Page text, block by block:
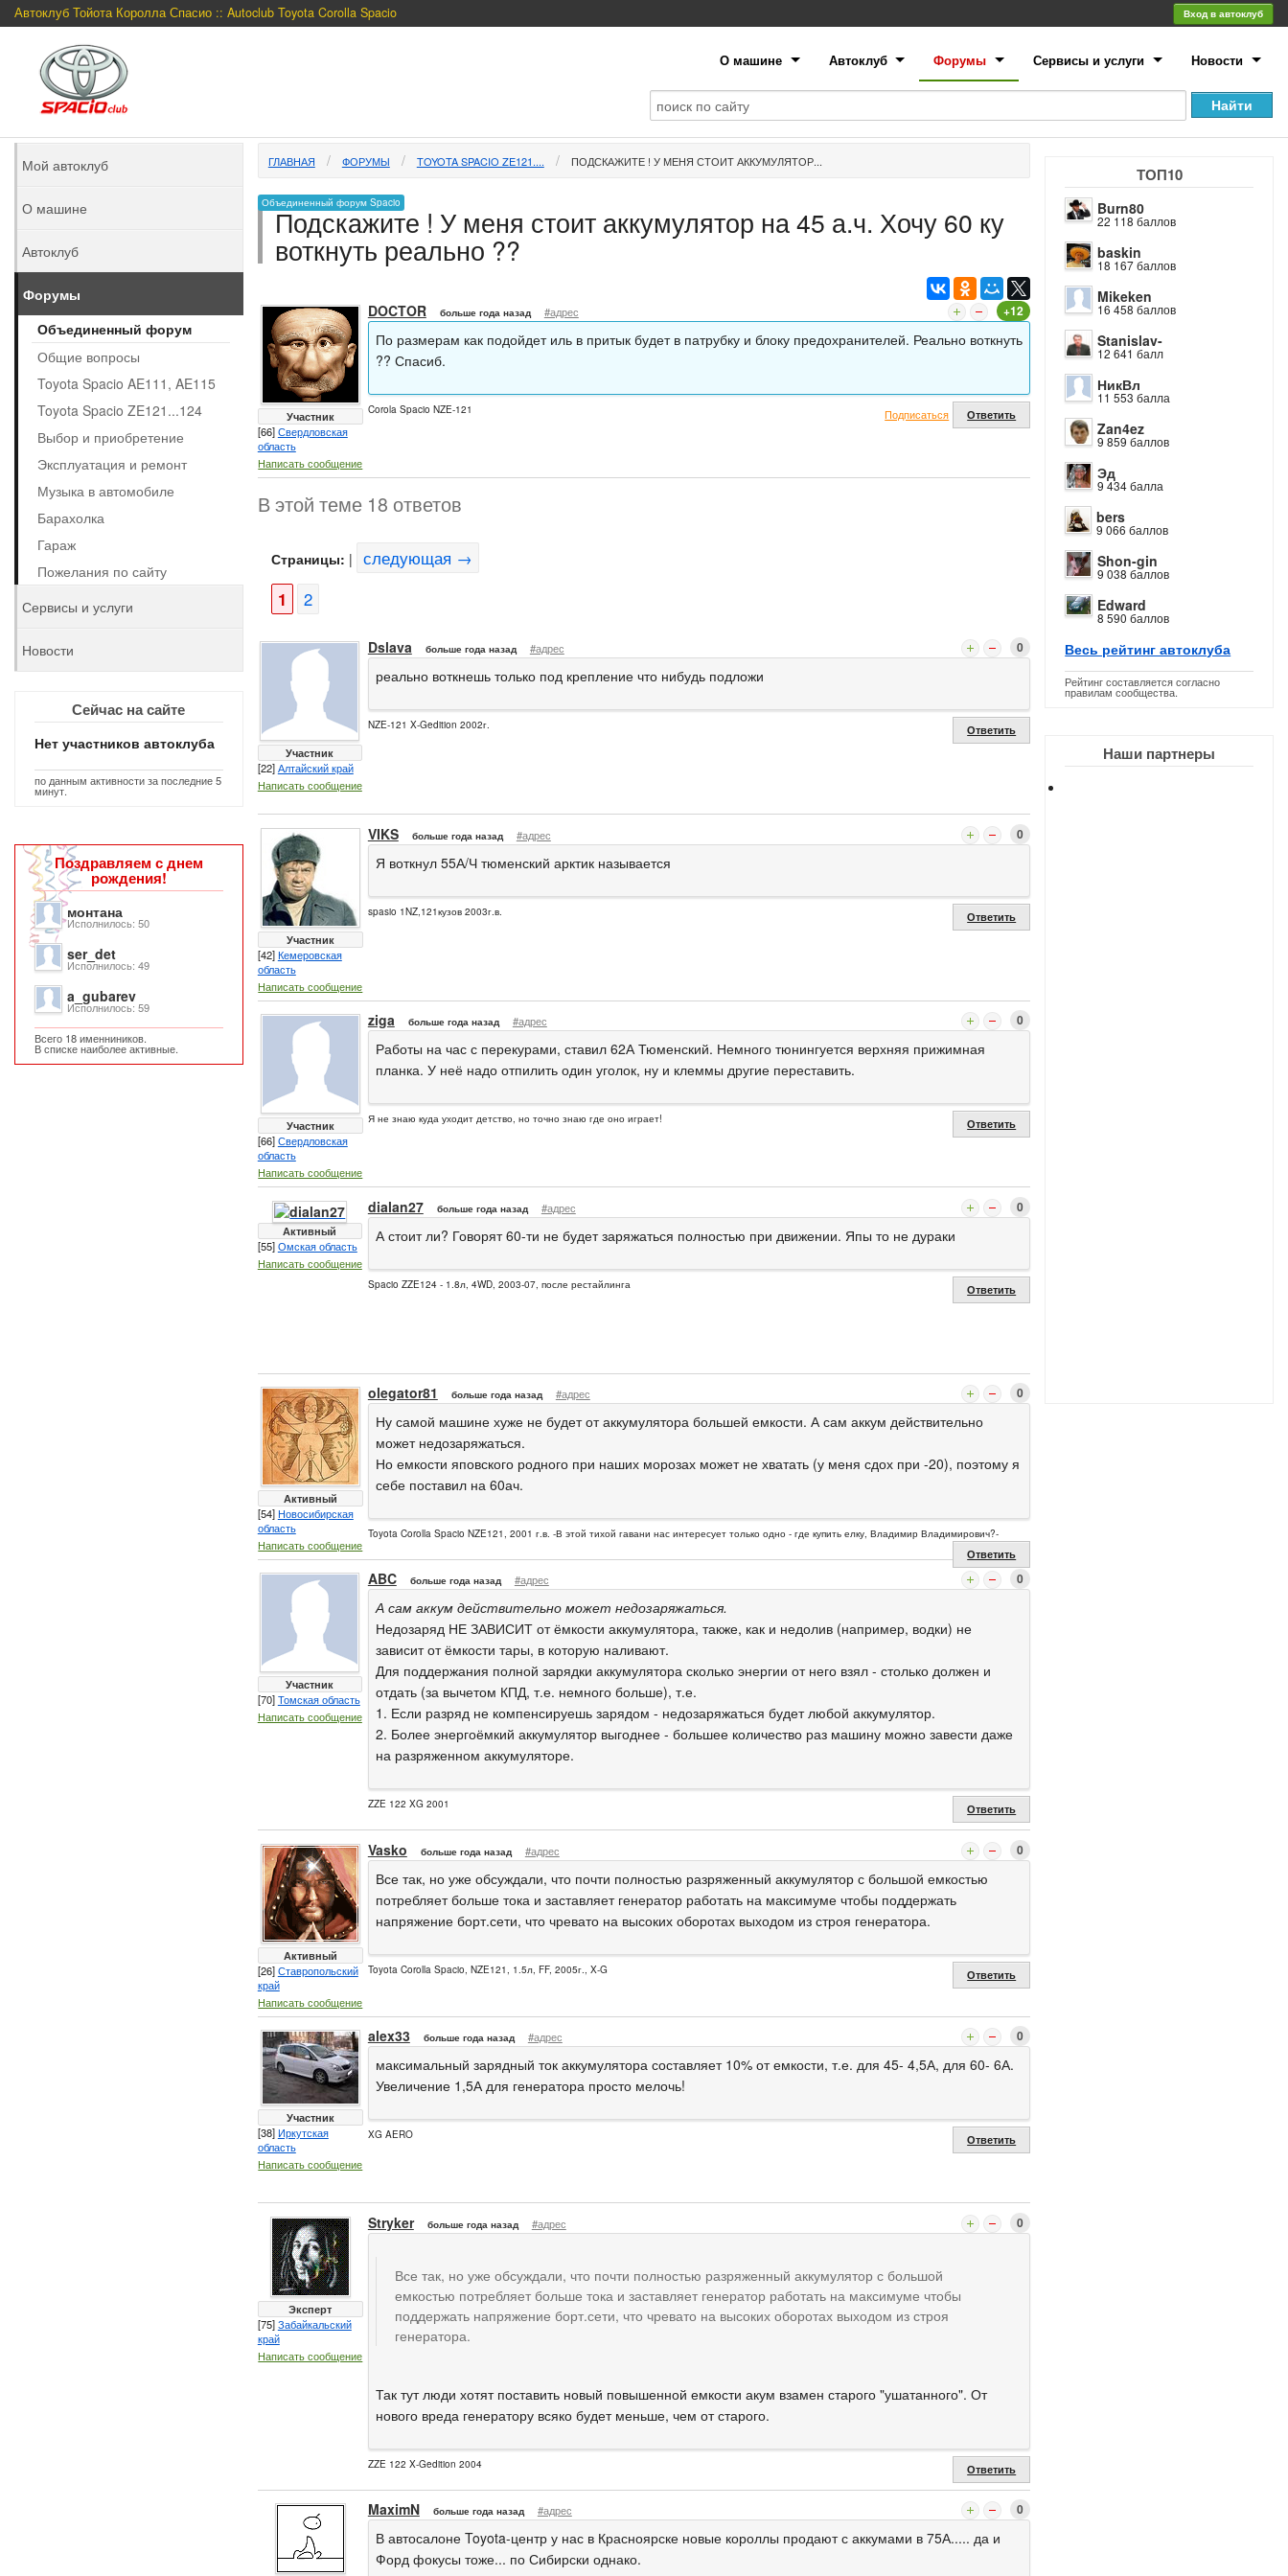
Автоклуб Тойота Королла Спасио :: Autoclub Toyota Corolla Spacio Вход в автоклуб
О машине Автоклуб Форумы Сервисы и услуги Новости
ТОП10
Burn80
22 118 баллов
baskin
18 167 баллов
Mikeken
16 458 баллов
Stanislav-
12 641 балл
НикВл
11 553 балла
Zan4ez
9 859 баллов
Эд
9 434 балла
bers
9 066 баллов
Shon-gin
9 038 баллов
Edward
8 590 баллов
Весь рейтинг автоклуба
Рейтинг составляется согласно
правилам сообщества.
Наши партнеры
ГЛАВНАЯ ФОРУМЫ TOYOTA SPACIO ZE121.... ПОДСКАЖИТЕ ! У МЕНЯ СТОИТ АККУМУЛЯТОР...
Объединенный форум Spacio
Подскажите ! У меня стоит аккумулятор на 45 а.ч. Хочу 60 ку
воткнуть реально ??
Участник
[66]Свердловская
область
Написать сообщение
DOCTOR больше года назад #адрес +12
По размерам как подойдет иль в притык будет в патрубку и блоку предохранителей. Реально воткнуть
?? Спасиб.
Corola Spacio NZE-121 Подписаться Ответить
В этой теме 18 ответов
Страницы: | следующая →
1
2
Участник
[22]Алтайский край
Написать сообщение
Dslava больше года назад #адрес 0
реально воткнешь только под крепление что нибудь подложи
NZE-121 X-Gedition 2002г. Ответить
Участник
[42]Кемеровская
область
Написать сообщение
VIKS больше года назад #адрес 0
Я воткнул 55А/Ч тюменский арктик называется
spasio 1NZ,121кузов 2003г.в. Ответить
Участник
[66]Свердловская
область
Написать сообщение
ziga больше года назад #адрес 0
Работы на час с перекурами, ставил 62А Тюменский. Немного тюнингуется верхняя прижимная
планка. У неё надо отпилить один уголок, ну и клеммы другие переставить.
Я не знаю куда уходит детство, но точно знаю где оно играет! Ответить
Активный
[55]Омская область
Написать сообщение
dialan27 больше года назад #адрес 0
А стоит ли? Говорят 60-ти не будет заряжаться полностью при движении. Япы то не дураки
Spacio ZZE124 - 1.8л, 4WD, 2003-07, после рестайлинга Ответить
Активный
[54]Новосибирская
область
Написать сообщение
olegator81 больше года назад #адрес 0
Ну самой машине хуже не будет от аккумулятора большей емкости. А сам аккум действительно
может недозаряжаться.
Но емкости яповского родного при наших морозах может не хватать (у меня сдох при -20), поэтому я
себе поставил на 60ач.
Toyota Corolla Spacio NZE121, 2001 г.в. -В этой тихой гавани нас интересует только одно - где купить елку, Владимир Владимирович?-
Ответить
Участник
[70]Томская область
Написать сообщение
ABC больше года назад #адрес 0
А сам аккум действительно может недозаряжаться.
Недозаряд НЕ ЗАВИСИТ от ёмкости аккумулятора, также, как и недолив (например, водки) не
зависит от ёмкости тары, в которую наливают.
Для поддержания полной зарядки аккумулятора сколько энергии от него взял - столько должен и
отдать (за вычетом КПД, т.е. немного больше), т.е.
1. Если разряд не компенсируешь зарядом - недозаряжаться будет любой аккумулятор.
2. Более энергоёмкий аккумулятор выгоднее - большее количество раз машину можно завести даже
на разряженном аккумуляторе.
ZZE 122 XG 2001 Ответить
Активный
[26]Ставропольский
край
Написать сообщение
Vasko больше года назад #адрес 0
Все так, но уже обсуждали, что почти полностью разряженный аккумулятор с большой емкостью
потребляет больше тока и заставляет генератор работать на максимуме чтобы поддержать
напряжение борт.сети, что чревато на высоких оборотах выходом из строя генератора.
Toyota Corolla Spacio, NZE121, 1.5л, FF, 2005г., X-G Ответить
Участник
[38]Иркутская
область
Написать сообщение
alex33 больше года назад #адрес 0
максимальный зарядный ток аккумулятора составляет 10% от емкости, т.е. для 45- 4,5А, для 60- 6А.
Увеличение 1,5А для генератора просто мелочь!
XG AERO Ответить
Эксперт
[75]Забайкальский
край
Написать сообщение
Stryker больше года назад #адрес 0
Все так, но уже обсуждали, что почти полностью разряженный аккумулятор с большой
емкостью потребляет больше тока и заставляет генератор работать на максимуме чтобы
поддержать напряжение борт.сети, что чревато на высоких оборотах выходом из строя
генератора.
Так тут люди хотят поставить новый повышенной емкости акум взамен старого "ушатанного". От
нового вреда генератору всяко будет меньше, чем от старого.
ZZE 122 X-Gedition 2004 Ответить
MaximN больше года назад #адрес 0
В автосалоне Toyota-центр у нас в Красноярске новые короллы продают с аккумами в 75А..... да и
Форд фокусы тоже... по Сибирски однако.
Мой автоклуб
О машине
Автоклуб
Форумы
Объединенный форум
Общие вопросы
Toyota Spacio AE111, AE115
Toyota Spacio ZE121...124
Выбор и приобретение
Эксплуатация и ремонт
Музыка в автомобиле
Барахолка
Гараж
Пожелания по сайту
Сервисы и услуги
Новости
Сейчас на сайте
Нет участников автоклуба
по данным активности за последние 5
минут.
Поздравляем с днем
рождения!
монтана
Исполнилось: 50
ser_det
Исполнилось: 49
a_gubarev
Исполнилось: 59
Всего 18 именниников.
В списке наиболее активные.